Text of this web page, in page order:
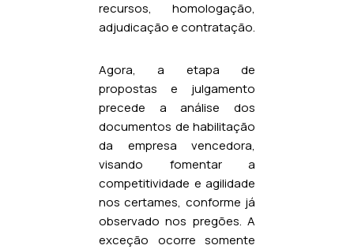
recursos, homologação,
adjudicação e contratação.
Agora, a etapa de
propostas e julgamento
precede a análise dos
documentos de habilitação
da empresa vencedora,
visando fomentar a
competitividade e agilidade
nos certames, conforme já
observado nos pregões. A
exceção ocorre somente